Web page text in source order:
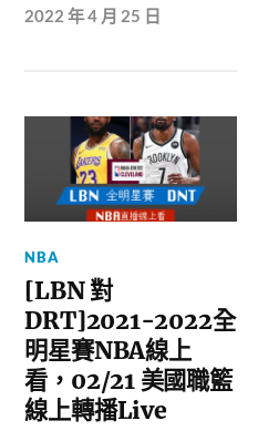
2022 年 4 月 25 日
NBA
[LBN 對
DRT]2021-2022全
明星賽NBA線上
看，02/21 美國職籃
線上轉播Live